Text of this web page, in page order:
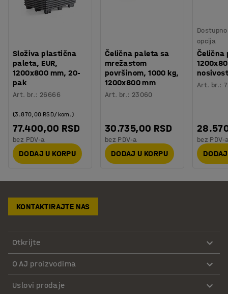
Složiva plastična
paleta, EUR,
1200x800 mm, 20-
pak
Art. br.: 26666
77.400,00 RSD
(3.870,00 RSD/kom.)
bez PDV-a
DODAJ U KORPU
Čelična paleta sa
mrežastom
površinom, 1000 kg,
1200x800 mm
Art. br.: 23060
30.735,00 RSD
bez PDV-a
DODAJ U KORPU
opcija
Čelična
Art. br.:
bez PDV-
KONTAKTIRAJTE NAS
Otkrijte
O AJ proizvodima
Uslovi prodaje